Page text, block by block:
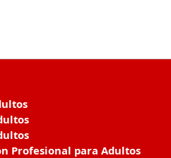
Profesional para Adultos